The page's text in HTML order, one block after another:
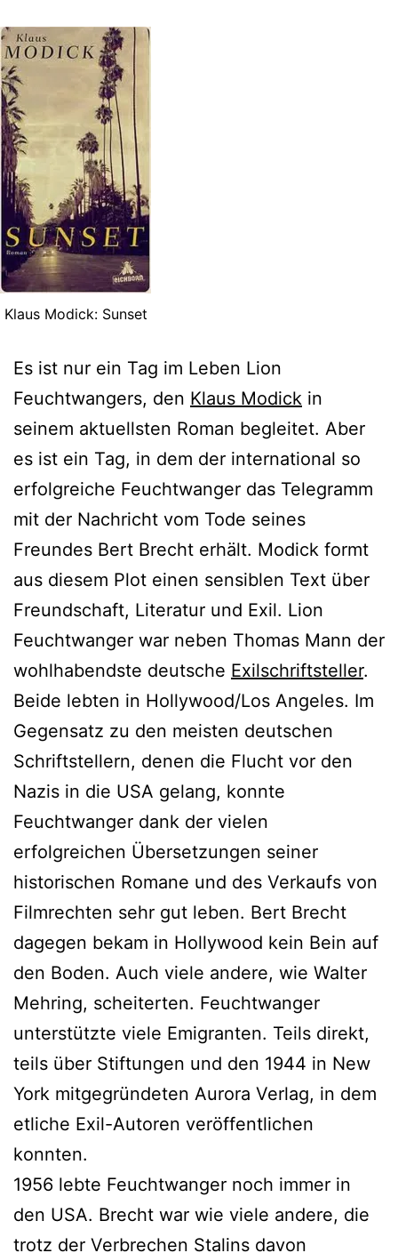
Klaus Modick: Sunset
Es ist nur ein Tag im Leben Lion
Feuchtwangers, den Klaus Modick in
seinem aktuellsten Roman begleitet. Aber
es ist ein Tag, in dem der international so
erfolgreiche Feuchtwanger das Telegramm
mit der Nachricht vom Tode seines
Freundes Bert Brecht erhält. Modick formt
aus diesem Plot einen sensiblen Text über
Freundschaft, Literatur und Exil. Lion
Feuchtwanger war neben Thomas Mann der
wohlhabendste deutsche Exilschriftsteller.
Beide lebten in Hollywood/Los Angeles. Im
Gegensatz zu den meisten deutschen
Schriftstellern, denen die Flucht vor den
Nazis in die USA gelang, konnte
Feuchtwanger dank der vielen
erfolgreichen Übersetzungen seiner
historischen Romane und des Verkaufs von
Filmrechten sehr gut leben. Bert Brecht
dagegen bekam in Hollywood kein Bein auf
den Boden. Auch viele andere, wie Walter
Mehring, scheiterten. Feuchtwanger
unterstützte viele Emigranten. Teils direkt,
teils über Stiftungen und den 1944 in New
York mitgegründeten Aurora Verlag, in dem
etliche Exil-Autoren veröffentlichen
konnten.
1956 lebte Feuchtwanger noch immer in
den USA. Brecht war wie viele andere, die
trotz der Verbrechen Stalins davon